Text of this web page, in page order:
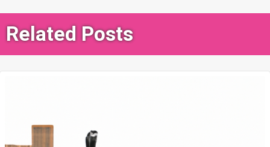
Related Posts